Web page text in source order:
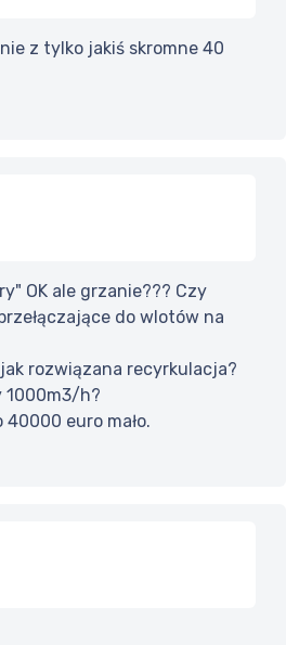
z tylko jakiś skromne 40
OK ale grzanie??? Czy
do wlotów na
rozwiązana recyrkulacja?
1000m3/h?
euro mało.